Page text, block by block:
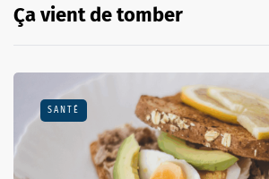
Ça vient de tomber
SANTÉ